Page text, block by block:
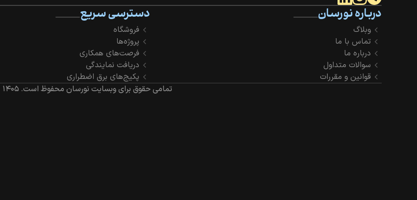
درباره نورسان
وبلاگ
تماس با ما
درباره ما
سوالات متداول
قوانین و مقررات
دسترسی سریع
فروشگاه
پروژه‌ها
فرصت‌های همکاری
دریافت نمایندگی
پکیج‌های برق اضطراری
تمامی حقوق برای وبسایت نورسان محفوظ است. ۱۴۰۵